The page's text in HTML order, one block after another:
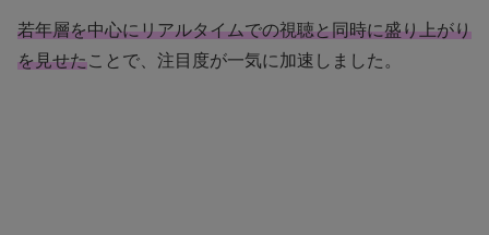
若年層を中心にリアルタイムでの視聴と同時に盛り上がり
を見せたことで、注目度が一気に加速しました。